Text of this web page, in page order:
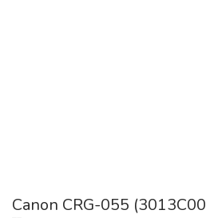
Canon CRG-055